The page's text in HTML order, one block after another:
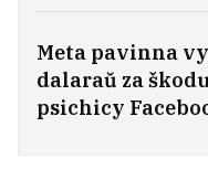
Meta pavinna
dalaraŭ za
psichicy
Zołatava: U
dumała, što